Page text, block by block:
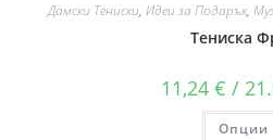
Дамски Тениски, Идеи за Подарък,
Тениска
11,24 € /
Опции